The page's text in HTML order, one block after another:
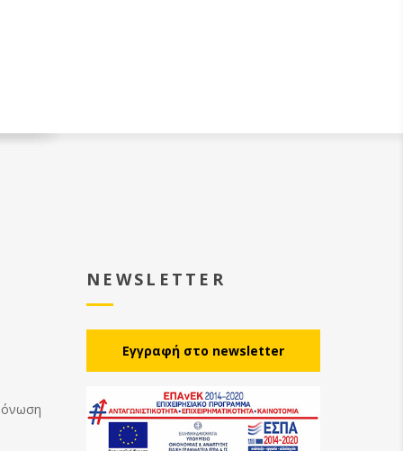
NEWSLETTER
Eγγραφή στο newsletter